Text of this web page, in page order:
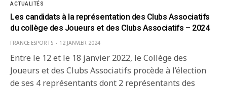
ACTUALITÉS
Les candidats à la représentation des Clubs Associatifs
du collège des Joueurs et des Clubs Associatifs – 2024
FRANCE ESPORTS 12 JANVIER 2024
Entre le 12 et le 18 janvier 2022, le Collège des
Joueurs et des Clubs Associatifs procède à l’élection
de ses 4 représentants dont 2 représentants des